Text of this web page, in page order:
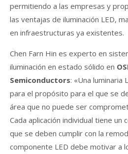
permitiendo a las empresas y
las ventajas de iluminación LED,
en infraestructuras ya existentes.
Chen Farn Hin es experto en
iluminación en estado sólido en
Semiconductors: «Una luminaria
para el propósito para el que se
área que no puede ser
Cada aplicación individual tiene
que se deben cumplir con la
componente LED debe motivar a